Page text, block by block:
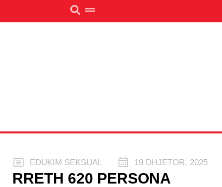
EDUKIM SEKSUAL 19 DHJETOR, 2025
RRETH 620 PERSONA